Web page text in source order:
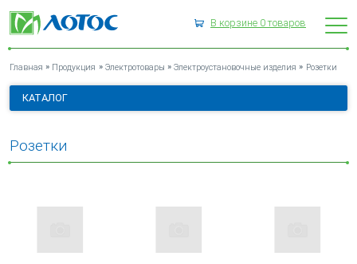
В корзине 0товаров
РОЗЕТКИ
Главная » Продукция » Электротовары » Электроустановочные изделия » Розетки
КАТАЛОГ
Розетки